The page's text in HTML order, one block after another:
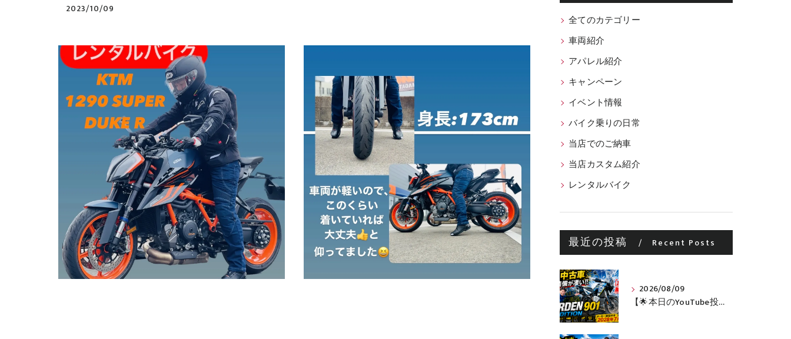
2023/10/09
全てのカテゴリー
車両紹介
アパレル紹介
キャンペーン
イベント情報
バイク乗りの日常
当店でのご納車
当店カスタム紹介
レンタルバイク
最近の投稿 Recent Posts
2026/08/09
【🌟本日のYouTube投稿完了🌟】 標準装備が凄い!!1オーナー・無転倒の極上中古車🔥 「NORDEN 901 EXPEDITION」が入荷いたしました✨ 【Husqvarna Motorcycles山形】